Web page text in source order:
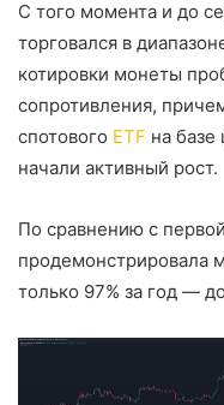
С того момента и до
торговался в
котировки монеты
сопротивления,
спотового ETF на базе
начали активный рост.
По сравнению с
продемонстрировала
только 97% за год —